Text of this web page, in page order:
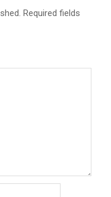
Required fields